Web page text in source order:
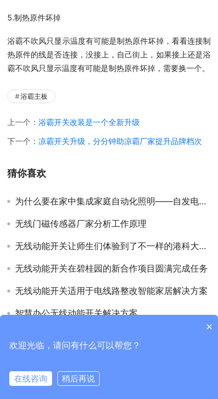
5.制热原件坏掉
浴霸不吹风只显示温度有可能是制热原件坏掉，看看连接制
热原件的线是否连接，没接上，自己街上，如果接上还是浴
霸不吹风只显示温度有可能是制热原件坏掉，需要换一个。
浴霸主板
上一个： 浴霸开关改装是一个全新升级
下一个： 凉霸开关升级，分分钟助凉霸厂家提升品牌档次
猜你喜欢
为什么要在家中集成家庭自动化照明——自发电开关
无线门磁传感器厂家分析工作原理
无线动能开关让师生们体验到了不一样的港科大（广州）
无线动能开关在碧桂园的新合作项目圆满完成任务
无线动能开关适用于电线路整改智能家居解决方案
智慧办公无线动能开关解决方案
×
欢迎光临，请问有什么可以帮您？
在线咨询 稍后再说